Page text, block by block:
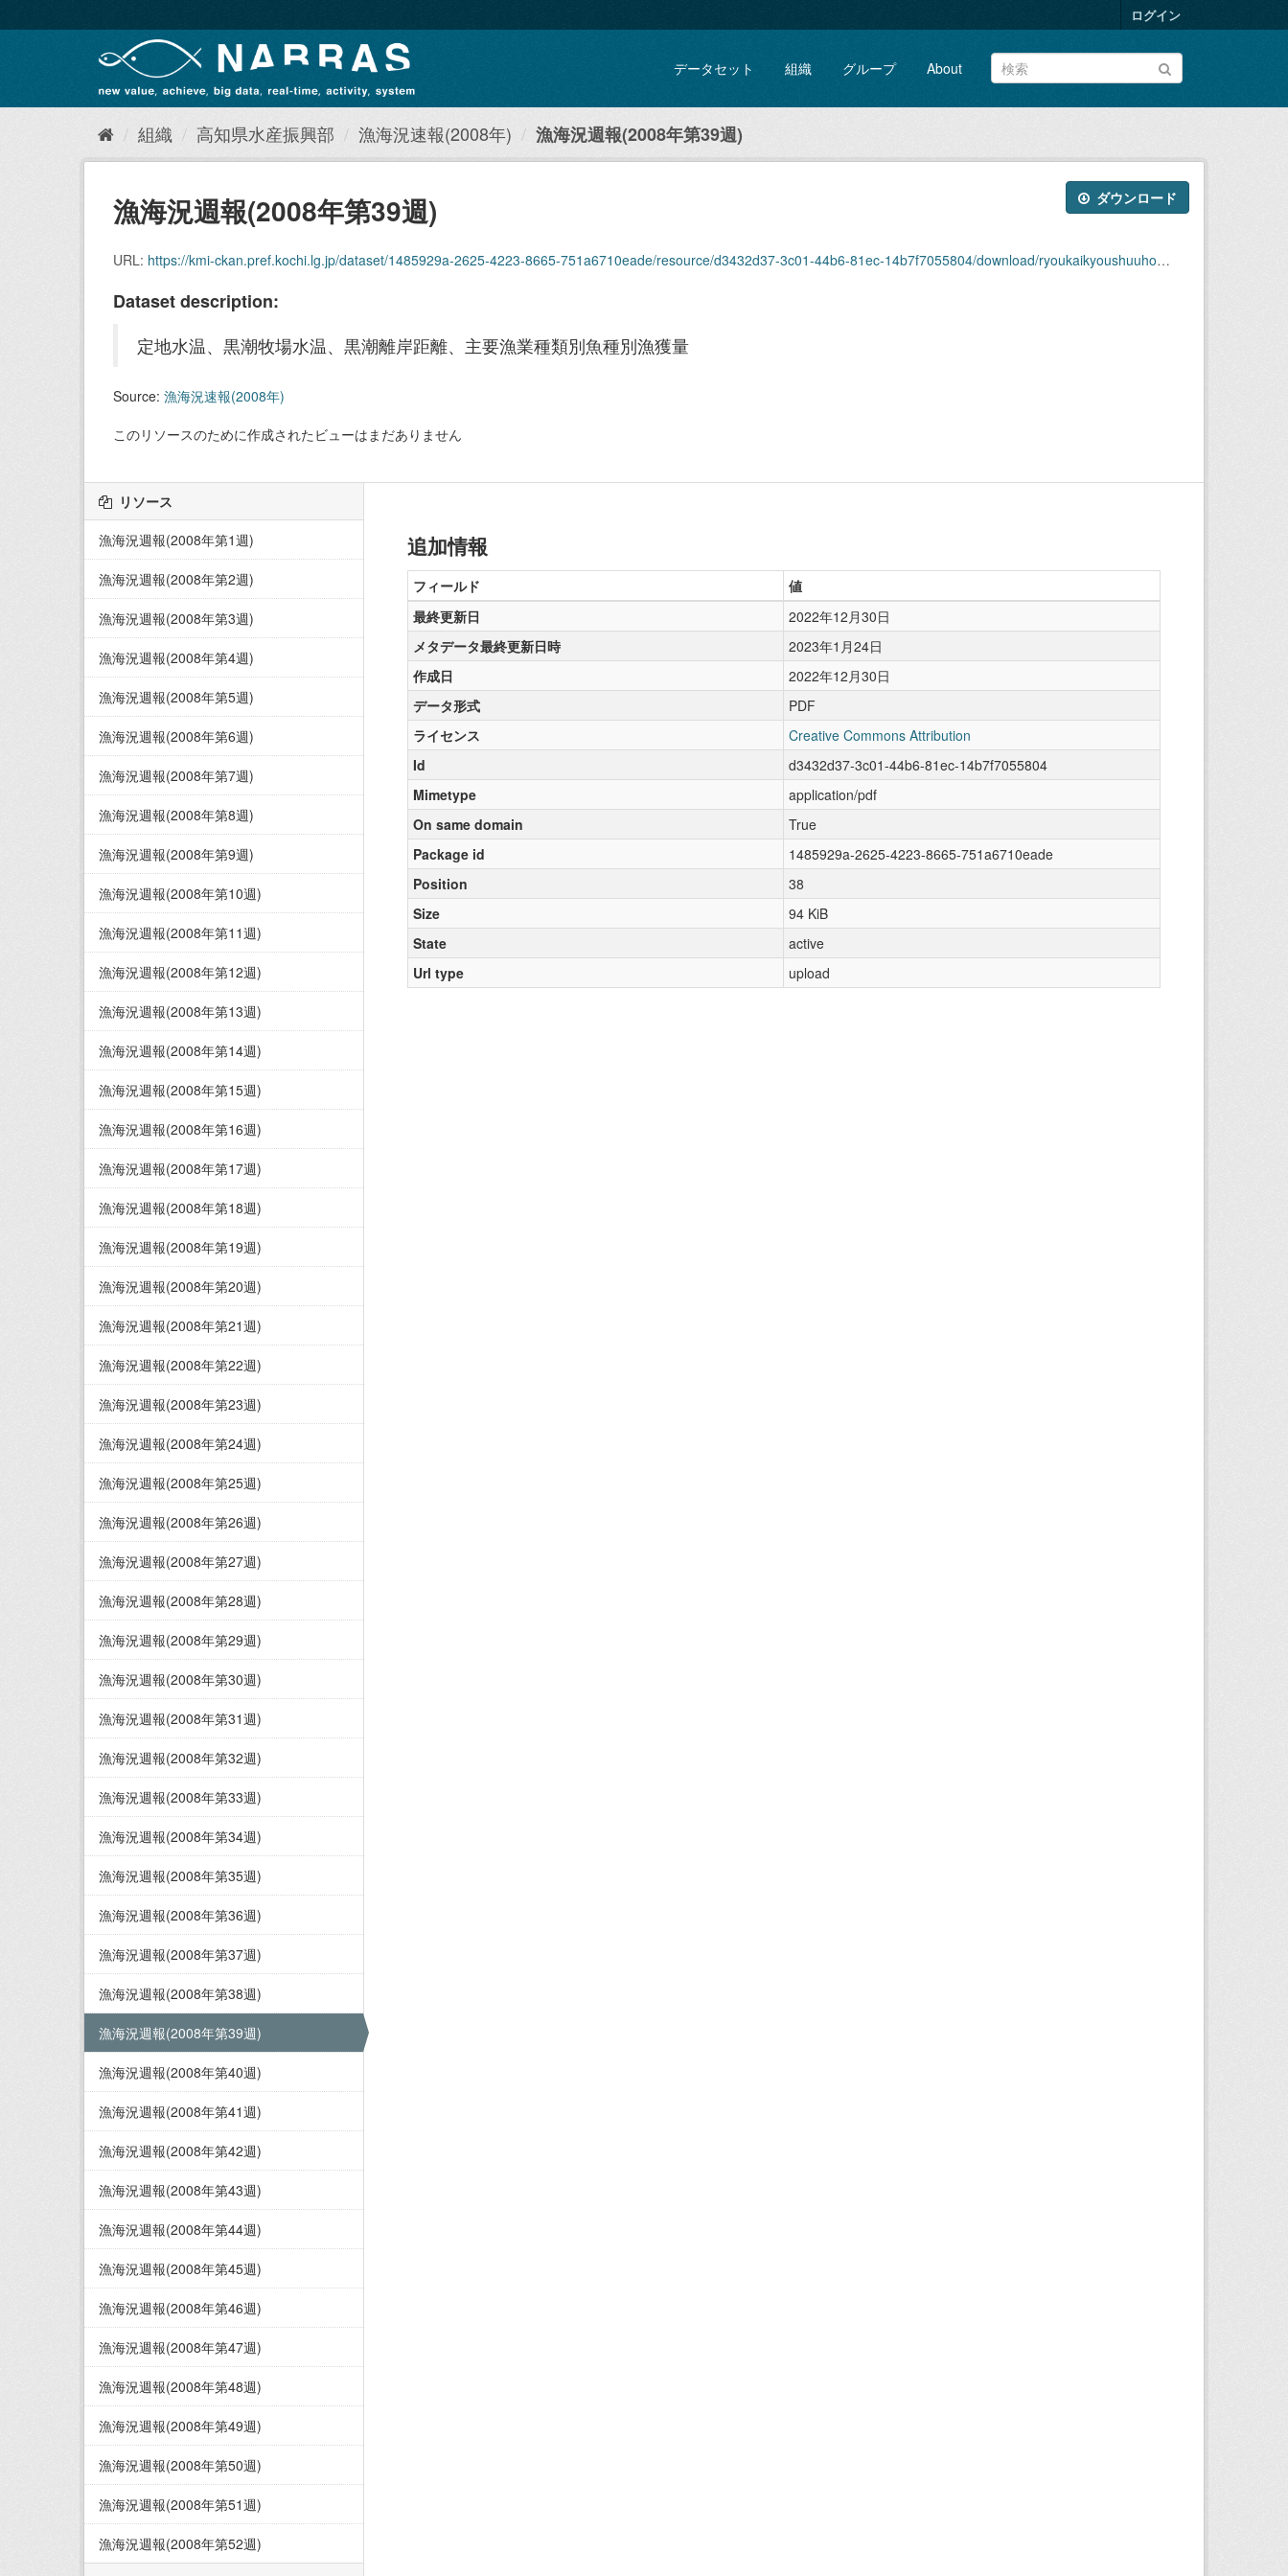
キ
て
ログイン
データセット 組織 グループ About
組織 高知県水産振興部 漁海況速報(2008年) 漁海況週報(2008年第39週)
ダウンロード
漁海況週報(2008年第39週)
URL: https://kmi-ckan.pref.kochi.lg.jp/dataset/1485929a-2625-4223-8665-751a6710eade/resource/d3432d37-3c01-44b6-81ec-14b7f7055804/download/ryoukaikyoushuuhou2008nendai39shuu.pdf
Dataset description:
定地水温、黒潮牧場水温、黒潮離岸距離、主要漁業種類別魚種別漁獲量
Source: 漁海況速報(2008年)
このリソースのために作成されたビューはまだありません
リソース
漁海況週報(2008年第1週)
漁海況週報(2008年第2週)
漁海況週報(2008年第3週)
漁海況週報(2008年第4週)
漁海況週報(2008年第5週)
漁海況週報(2008年第6週)
漁海況週報(2008年第7週)
漁海況週報(2008年第8週)
漁海況週報(2008年第9週)
漁海況週報(2008年第10週)
漁海況週報(2008年第11週)
漁海況週報(2008年第12週)
漁海況週報(2008年第13週)
漁海況週報(2008年第14週)
漁海況週報(2008年第15週)
漁海況週報(2008年第16週)
漁海況週報(2008年第17週)
漁海況週報(2008年第18週)
漁海況週報(2008年第19週)
漁海況週報(2008年第20週)
漁海況週報(2008年第21週)
漁海況週報(2008年第22週)
漁海況週報(2008年第23週)
漁海況週報(2008年第24週)
漁海況週報(2008年第25週)
漁海況週報(2008年第26週)
漁海況週報(2008年第27週)
漁海況週報(2008年第28週)
漁海況週報(2008年第29週)
漁海況週報(2008年第30週)
漁海況週報(2008年第31週)
漁海況週報(2008年第32週)
漁海況週報(2008年第33週)
漁海況週報(2008年第34週)
漁海況週報(2008年第35週)
漁海況週報(2008年第36週)
漁海況週報(2008年第37週)
漁海況週報(2008年第38週)
漁海況週報(2008年第39週)
漁海況週報(2008年第40週)
漁海況週報(2008年第41週)
漁海況週報(2008年第42週)
漁海況週報(2008年第43週)
漁海況週報(2008年第44週)
漁海況週報(2008年第45週)
漁海況週報(2008年第46週)
漁海況週報(2008年第47週)
漁海況週報(2008年第48週)
漁海況週報(2008年第49週)
漁海況週報(2008年第50週)
漁海況週報(2008年第51週)
漁海況週報(2008年第52週)
追加情報
フィールド
値
最終更新日
2022年12月30日
メタデータ最終更新日時
2023年1月24日
作成日
2022年12月30日
データ形式
PDF
ライセンス
Creative Commons Attribution
Id
d3432d37-3c01-44b6-81ec-14b7f7055804
Mimetype
application/pdf
On same domain
True
Package id
1485929a-2625-4223-8665-751a6710eade
Position
38
Size
94 KiB
State
active
Url type
upload